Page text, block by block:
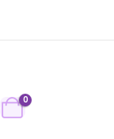
0